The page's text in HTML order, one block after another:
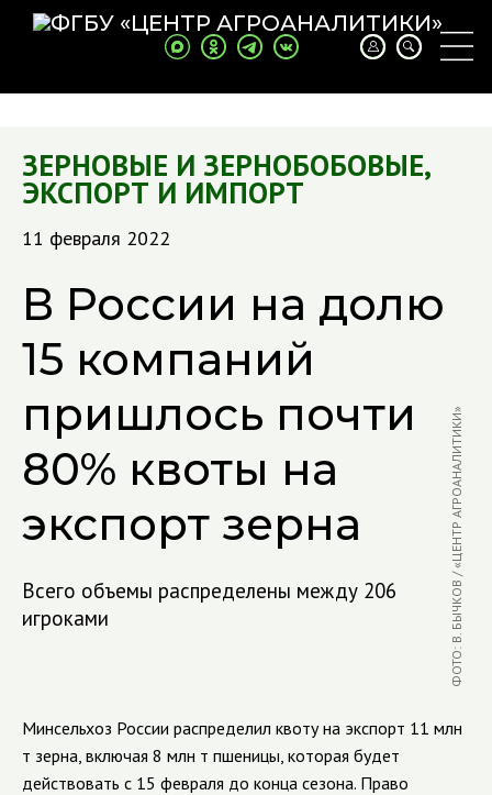
ЗЕРНОВЫЕ И ЗЕРНОБОБОВЫЕ,
ЭКСПОРТ И ИМПОРТ
11 февраля 2022
В России на долю
15 компаний
пришлось почти
80% квоты на
экспорт зерна
Всего объемы распределены между 206
игроками
ФОТО: В. БЫЧКОВ / «ЦЕНТР АГРОАНАЛИТИКИ»
Минсельхоз России распределил квоту на экспорт 11 млн
т зерна, включая 8 млн т пшеницы, которая будет
действовать с 15 февраля до конца сезона. Право